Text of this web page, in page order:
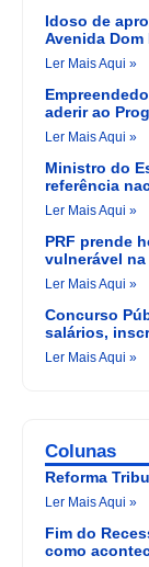
Idoso de
Avenida Dom
Ler Mais Aqui »
aderir ao
Ler Mais Aqui »
Ministro do
referência
Ler Mais Aqui »
PRF prende
vulnerável
Ler Mais Aqui »
Concurso
salários,
Ler Mais Aqui »
Colunas
Reforma
Ler Mais Aqui »
Fim do
como